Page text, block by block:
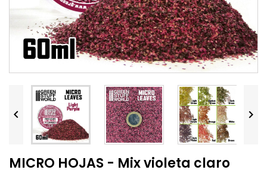
 
MICRO HOJAS - Mix violeta claro